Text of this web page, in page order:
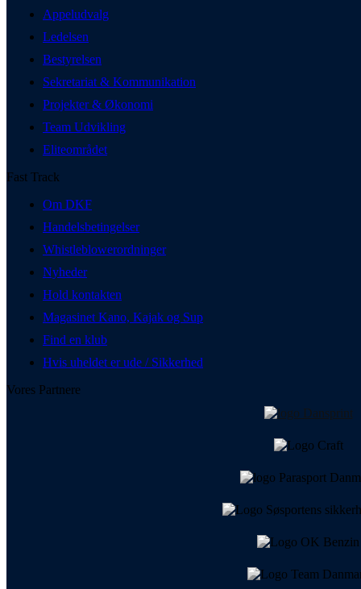
Appeludvalg
Ledelsen
Bestyrelsen
Sekretariat & Kommunikation
Projekter & Økonomi
Team Udvikling
Eliteområdet
Fast Track
Om DKF
Handelsbetingelser
Whistleblowerordninger
Nyheder
Hold kontakten
Magasinet Kano, Kajak og Sup
Find en klub
Hvis uheldet er ude / Sikkerhed
Vores Partnere